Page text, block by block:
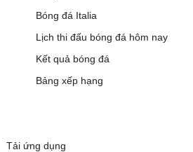
Bóng đá Italia
Lịch thi đấu bóng đá hôm nay
Kết quả bóng đá
Bảng xếp hạng
Tải ứng dụng